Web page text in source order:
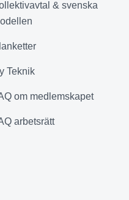
& svenska
Teknik
om medlemskapet
arbetsrätt